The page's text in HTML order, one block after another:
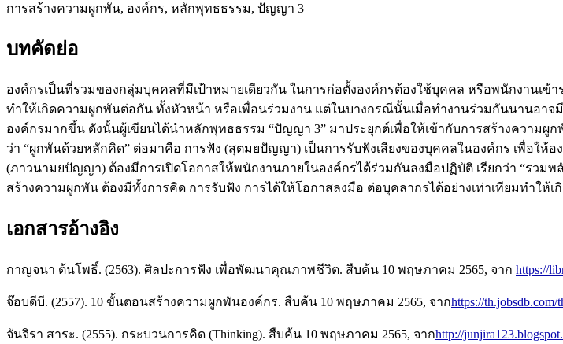
การสร้างความผูกพัน, องค์กร, หลักพุทธธรรม, ปัญญา 3
บทคัดย่อ
องค์กรเป็นที่รวมของกลุ่มบุคคลที่มีเป้าหมายเดียวกัน ในการก่อตั้งองค์กรต้องใช้บุคคล หรือพนักงานเข้
ทำให้เกิดความผูกพันต่อกัน ทั้งหัวหน้า หรือเพื่อนร่วมงาน แต่ในบางกรณีนั้นเมื่อทำงานร่วมกันนานอาจ
องค์กรมากขึ้น ดังนั้นผู้เขียนได้นำหลักพุทธธรรม “ปัญญา 3” มาประยุกต์เพื่อให้เข้ากับการสร้างความ
ว่า “ผูกพันด้วยหลักคิด” ต่อมาคือ การฟัง (สุตมยปัญญา) เป็นการรับฟังเสียงของบุคคลในองค์กร เพื่อให้
(ภาวนามยปัญญา) ต้องมีการเปิดโอกาสให้พนักงานภายในองค์กรได้ร่วมกันลงมือปฏิบัติ เรียกว่า “รวม
สร้างความผูกพัน ต้องมีทั้งการคิด การรับฟัง การได้ให้โอกาสลงมือ ต่อบุคลากรได้อย่างเท่าเทียมทำให้
เอกสารอ้างอิง
กาญจนา ต้นโพธิ์. (2563). ศิลปะการฟัง เพื่อพัฒนาคุณภาพชีวิต. สืบค้น 10 พฤษภาคม 2565, จาก https://
จ๊อบดีบี. (2557). 10 ขั้นตอนสร้างความผูกพันองค์กร. สืบค้น 10 พฤษภาคม 2565, จากhttps://
จันจิรา สาระ. (2555). กระบวนการคิด (Thinking). สืบค้น 10 พฤษภาคม 2565, จากhttp://